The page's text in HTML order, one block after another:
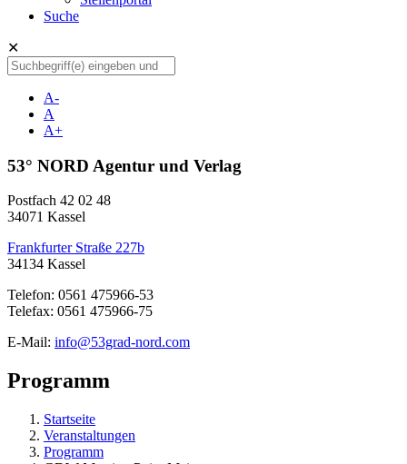
Suche
✕
A-
A
A+
53° NORD Agentur und Verlag
Postfach 42 02 48
34071 Kassel
Frankfurter Straße 227b
34134 Kassel
Telefon: 0561 475966-53
Telefax: 0561 475966-75
E-Mail: info@53grad-nord.com
Programm
Startseite
Veranstaltungen
Programm